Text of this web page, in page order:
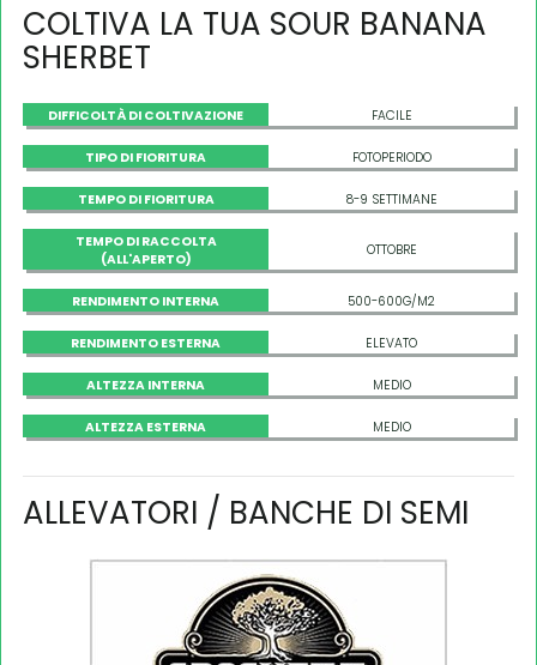
COLTIVA LA TUA SOUR BANANA
SHERBET
DIFFICOLTÀ DI COLTIVAZIONE FACILE
TIPO DI FIORITURA FOTOPERIODO
TEMPO DI FIORITURA 8-9 SETTIMANE
TEMPO DI RACCOLTA
(ALL'APERTO)
OTTOBRE
RENDIMENTO INTERNA 500-600G/M2
RENDIMENTO ESTERNA ELEVATO
ALTEZZA INTERNA MEDIO
ALTEZZA ESTERNA MEDIO
ALLEVATORI / BANCHE DI SEMI